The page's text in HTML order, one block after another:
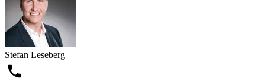
Stefan Leseberg